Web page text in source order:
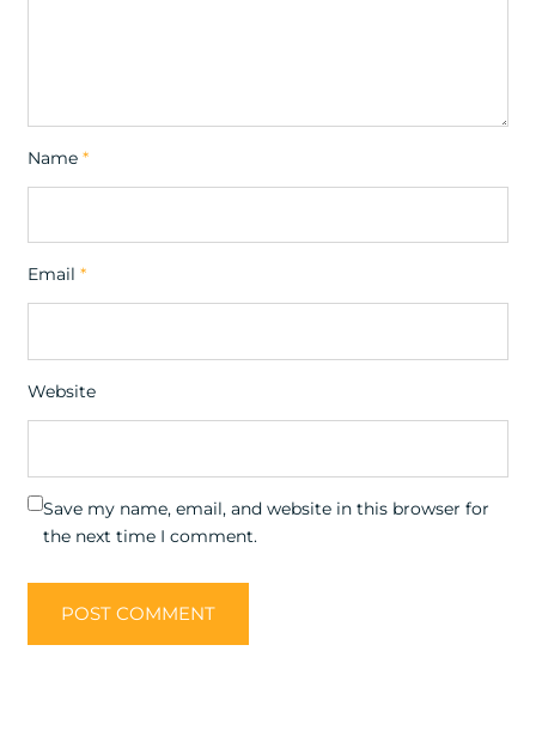
Name *
Email *
Website
Save my name, email, and website in this browser for
the next time I comment.